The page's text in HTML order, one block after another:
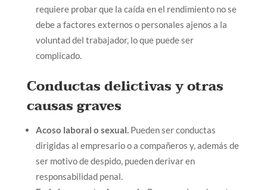
requiere probar que la caída en el rendimiento no se
debe a factores externos o personales ajenos a la
voluntad del trabajador, lo que puede ser
complicado.
Conductas delictivas y otras
causas graves
Acoso laboral o sexual.Pueden ser conductas
dirigidas al empresario o a compañeros y, además de
ser motivo de despido, pueden derivar en
responsabilidad penal.